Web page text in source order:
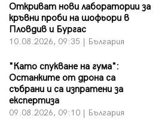
Откриват нови лаборатории за
кръвни проби на шофьори в
Пловдив и Бургас
10.08.2026, 09:35 | България
"Като спукване на гума":
Останките от дрона са
събрани и са изпратени за
експертиза
09.08.2026, 09:10 | България